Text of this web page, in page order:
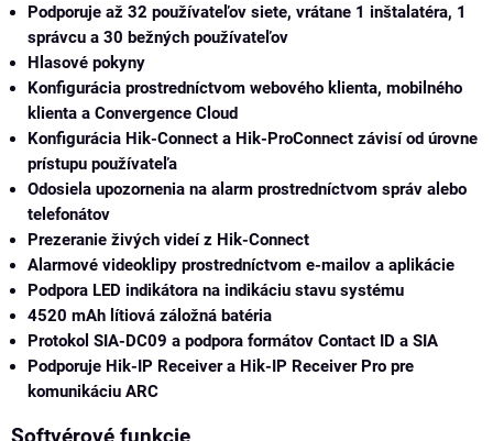
Podporuje až 32 používateľov siete, vrátane 1 inštalatéra, 1
správcu a 30 bežných používateľov
Hlasové pokyny
Konfigurácia prostredníctvom webového klienta, mobilného
klienta a Convergence Cloud
Konfigurácia Hik-Connect a Hik-ProConnect závisí od úrovne
prístupu používateľa
Odosiela upozornenia na alarm prostredníctvom správ alebo
telefonátov
Prezeranie živých videí z Hik-Connect
Alarmové videoklipy prostredníctvom e-mailov a aplikácie
Podpora LED indikátora na indikáciu stavu systému
4520 mAh lítiová záložná batéria
Protokol SIA-DC09 a podpora formátov Contact ID a SIA
Podporuje Hik-IP Receiver a Hik-IP Receiver Pro pre
komunikáciu ARC